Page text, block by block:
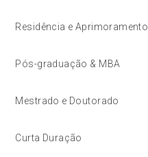
Residência e Aprimoramento
Pós-graduação & MBA
Mestrado e Doutorado
Curta Duração